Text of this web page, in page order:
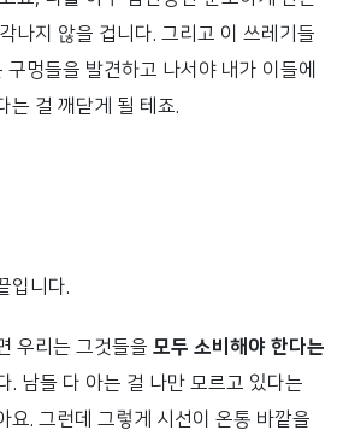
나지 않을 겁니다. 그리고 이 쓰레기들
멍들을 발견하고 나서야 내가 이들에
는 걸 깨닫게 될 테죠.
입니다.
우리는 그것들을 모두 소비해야 한다는
. 남들 다 아는 걸 나만 모르고 있다는
요. 그런데 그렇게 시선이 온통 바깥을